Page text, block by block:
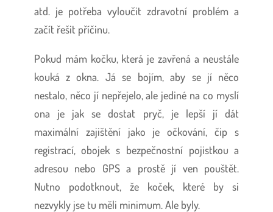
atd. je potřeba vyloučit zdravotní problém a
začít řešit příčinu.
Pokud mám kočku, která je zavřená a neustále
kouká z okna. Já se bojím, aby se jí něco
nestalo, něco jí nepřejelo, ale jediné na co myslí
ona je jak se dostat pryč, je lepší jí dát
maximální zajištění jako je očkování, čip s
registrací, obojek s bezpečnostní pojistkou a
adresou nebo GPS a prostě jí ven pouštět.
Nutno podotknout, že koček, které by si
nezvykly jse tu měli minimum. Ale byly.